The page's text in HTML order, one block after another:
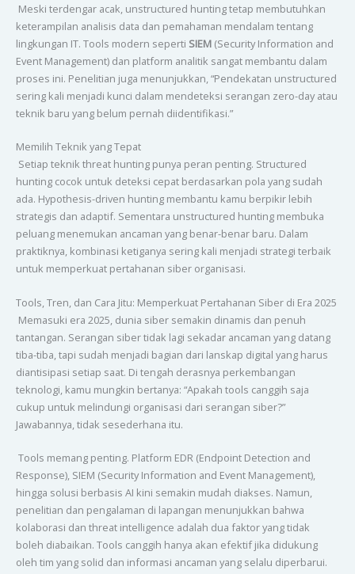
Meski terdengar acak, unstructured hunting tetap membutuhkan
keterampilan analisis data dan pemahaman mendalam tentang
lingkungan IT. Tools modern seperti SIEM(Security Information and
Event Management) dan platform analitik sangat membantu dalam
proses ini. Penelitian juga menunjukkan, “Pendekatan unstructured
sering kali menjadi kunci dalam mendeteksi serangan zero-day atau
teknik baru yang belum pernah diidentifikasi.”
Memilih Teknik yang Tepat
Setiap teknik threat hunting punya peran penting. Structured
hunting cocok untuk deteksi cepat berdasarkan pola yang sudah
ada. Hypothesis-driven hunting membantu kamu berpikir lebih
strategis dan adaptif. Sementara unstructured hunting membuka
peluang menemukan ancaman yang benar-benar baru. Dalam
praktiknya, kombinasi ketiganya sering kali menjadi strategi terbaik
untuk memperkuat pertahanan siber organisasi.
Tools, Tren, dan Cara Jitu: Memperkuat Pertahanan Siber di Era 2025
Memasuki era 2025, dunia siber semakin dinamis dan penuh
tantangan. Serangan siber tidak lagi sekadar ancaman yang datang
tiba-tiba, tapi sudah menjadi bagian dari lanskap digital yang harus
diantisipasi setiap saat. Di tengah derasnya perkembangan
teknologi, kamu mungkin bertanya: “Apakah tools canggih saja
cukup untuk melindungi organisasi dari serangan siber?”
Jawabannya, tidak sesederhana itu.
Tools memang penting. Platform EDR (Endpoint Detection and
Response), SIEM (Security Information and Event Management),
hingga solusi berbasis AI kini semakin mudah diakses. Namun,
penelitian dan pengalaman di lapangan menunjukkan bahwa
kolaborasi dan threat intelligence adalah dua faktor yang tidak
boleh diabaikan. Tools canggih hanya akan efektif jika didukung
oleh tim yang solid dan informasi ancaman yang selalu diperbarui.